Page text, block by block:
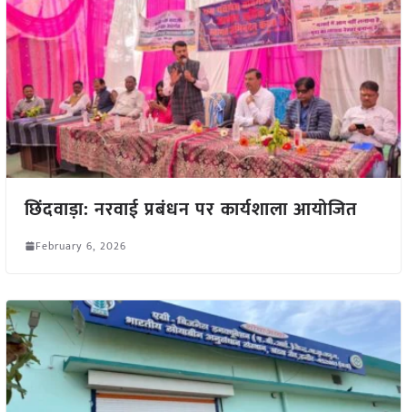
छिंदवाड़ा: नरवाई प्रबंधन पर कार्यशाला आयोजित
February 6, 2026